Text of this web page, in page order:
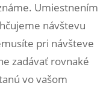
Umiestnením
návštevu
pri návšteve
zadávať rovnaké
vo vašom